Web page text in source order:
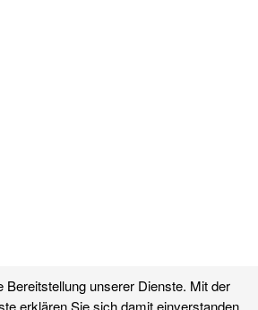
Bereitstellung unserer Dienste. Mit der
erklären Sie sich damit einverstanden,